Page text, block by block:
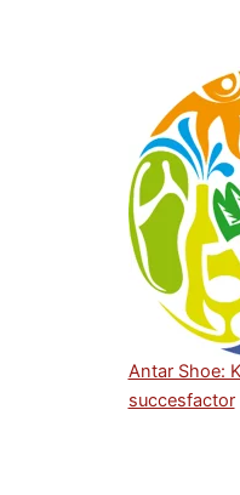
Antar Shoe:
succesfactor